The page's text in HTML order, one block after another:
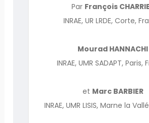
Par François
INRAE, UR LRDE, Corte,
Mourad HANNACHI
INRAE, UMR SADAPT, Paris,
et Marc BARBIER
INRAE, UMR LISIS, Marne la